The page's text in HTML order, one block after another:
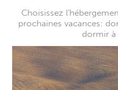
Choisissez
prochaines vacances:
dormir à